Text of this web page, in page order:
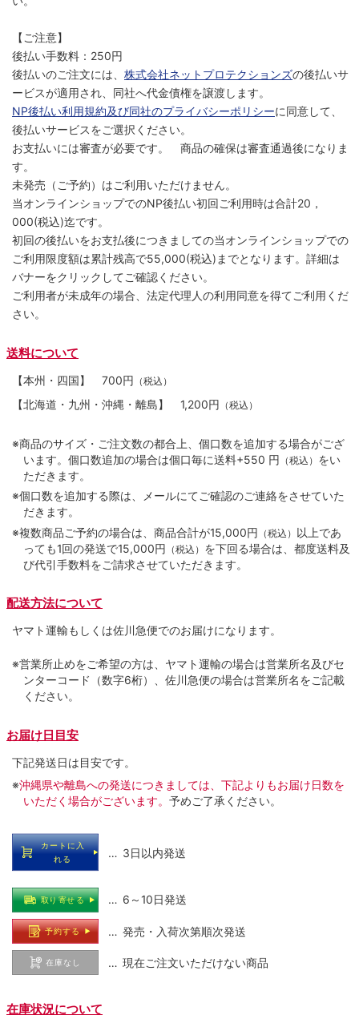
【ご注意】
後払い手数料：250円
後払いのご注文には、 株式会社ネットプロテクションズの後払いサ
ービスが適用され、同社へ代金債権を譲渡します。
NP後払い利用規約及び同社のプライバシーポリシーに同意して、
後払いサービスをご選択ください。
お支払いには審査が必要です。 商品の確保は審査通過後になりま
す。
未発売（ご予約）はご利用いただけません。
当オンラインショップでのNP後払い初回ご利用時は合計20，
000(税込)迄です。
初回の後払いをお支払後につきましての当オンラインショップでの
ご利用限度額は累計残高で55,000(税込)までとなります。詳細は
バナーをクリックしてご確認ください。
ご利用者が未成年の場合、法定代理人の利用同意を得てご利用くだ
さい。
送料について
【本州・四国】 700円 （税込）
【北海道・九州・沖縄・離島】 1,200円 （税込）
※商品のサイズ・ご注文数の都合上、個口数を追加する場合がござ
います。個口数追加の場合は個口毎に送料+550 円 （税込） をい
ただきます。
※個口数を追加する際は、メールにてご確認のご連絡をさせていた
だきます。
※複数商品ご予約の場合は、商品合計が15,000円 （税込） 以上であ
っても1回の発送で15,000円 （税込） を下回る場合は、都度送料及
び代引手数料をご請求させていただきます。
配送方法について
ヤマト運輸もしくは佐川急便でのお届けになります。
※営業所止めをご希望の方は、ヤマト運輸の場合は営業所名及びセ
ンターコード（数字6桁）、佐川急便の場合は営業所名をご記載
ください。
お届け日目安
下記発送日は目安です。
※沖縄県や離島への発送につきましては、下記よりもお届け日数を
いただく場合がございます。 予めご了承ください。
カートに入
れる
… 3日以内発送
取り寄せる … 6～10日発送
予約する … 発売・入荷次第順次発送
在庫なし … 現在ご注文いただけない商品
在庫状況について